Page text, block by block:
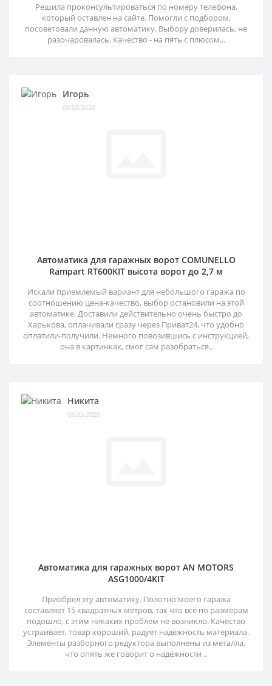
Решила проконсультироваться по номеру телефона,
который оставлен на сайте. Помогли с подбором,
посоветовали данную автоматику. Выбору доверилась, не
разочаровалась. Качество - на пять с плюсом...
Игорь
08.05.2020
Автоматика для гаражных ворот COMUNELLO
Rampart RT600KIT высота ворот до 2,7 м
Искали приемлемый вариант для небольшого гаража по
соотношению цена-качество, выбор остановили на этой
автоматике. Доставили действительно очень быстро до
Харькова, оплачивали сразу через Приват24, что удобно
оплатили-получили. Немного повозившись с инструкцией,
она в картинках, смог сам разобраться..
Никита
08.05.2020
Автоматика для гаражных ворот AN MOTORS
ASG1000/4KIT
Приобрел эту автоматику. Полотно моего гаража
составляет 15 квадратных метров, так что всё по размерам
подошло, с этим никаких проблем не возникло. Качество
устраивает, товар хороший, радует надёжность материала.
Элементы разборного редуктора выполнены из металла,
что опять же говорит о надёжности ..